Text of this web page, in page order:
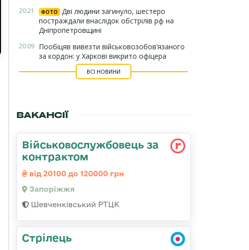
20:21 ФОТО
Дві людини загинуло, шестеро
постраждали внаслідок обстрілів рф на
Дніпропетровщині
20:09 Пообіцяв вивезти військовозобов’язаного
за кордон: у Харкові викрито офіцера
ВСІ НОВИНИ
ВАКАНСІЇ
Військовослужбовець за
контрактом
від 20100 до 120000 грн
Запоріжжя
Шевченківський РТЦК
Стрілець